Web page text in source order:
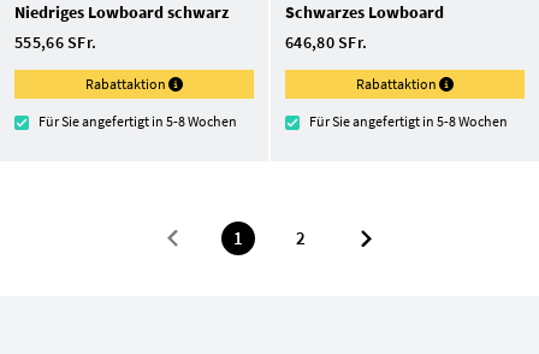
Niedriges Lowboard schwarz
555,66 SFr.
Rabattaktion
Für Sie angefertigt in 5-8 Wochen
Schwarzes Lowboard
646,80 SFr.
Rabattaktion
Für Sie angefertigt in 5-8 Wochen
1 2